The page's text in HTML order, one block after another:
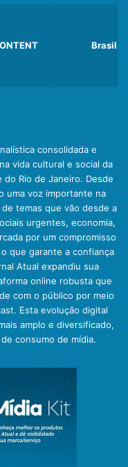
Brasil
consolidada e
vida cultural e social da
do Rio de Janeiro. Desde
uma voz importante na
temas que vão desde a
urgentes, economia,
por um compromisso
que garante a confiança
Atual expandiu sua
online robusta que
com o público por meio
Esta evolução digital
amplo e diversificado,
consumo de mídia.